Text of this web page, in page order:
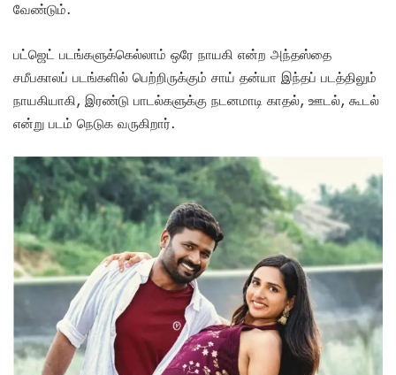
வேண்டும்.
பட்ஜெட் படங்களுக்கெல்லாம் ஒரே நாயகி என்ற அந்தஸ்தை
சமீபகாலப் படங்களில் பெற்றிருக்கும் சாய் தன்யா இந்தப் படத்திலும்
நாயகியாகி, இரண்டு பாடல்களுக்கு நடனமாடி காதல், ஊடல், கூடல்
என்று படம் நெடுக வருகிறார்.